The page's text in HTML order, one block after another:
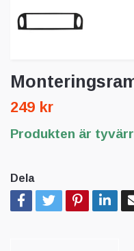
249 kr
Produkten är
Dela